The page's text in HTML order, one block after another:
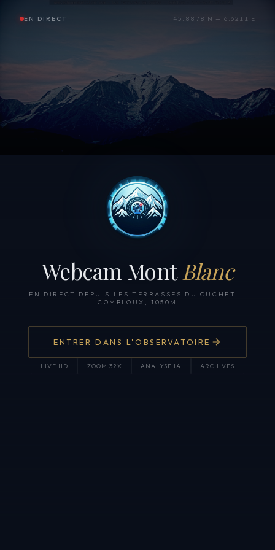
EN DIRECT 45.8878 N — 6.6211 E
Webcam Mont Blanc
EN DIRECT DEPUIS LES TERRASSES DU CUCHET —
COMBLOUX, 1050M
ENTRER DANS L'OBSERVATOIRE
LIVE HD ZOOM 32X ANALYSE IA ARCHIVES